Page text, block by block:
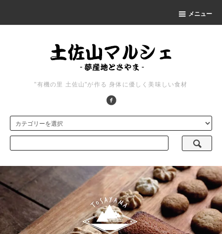
メニュー
"有機の里 土佐山"が作る 身体に優しく美味しい食材